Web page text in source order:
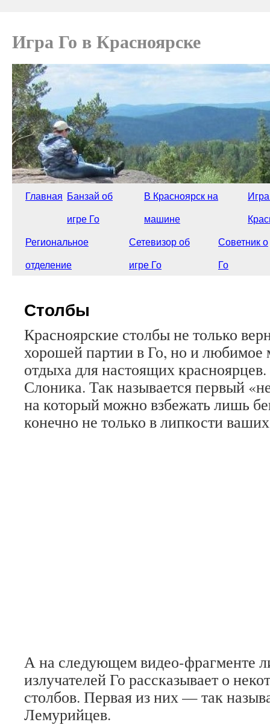
Игра Го в Красноярске
Главная Банзай об
игре Го
В Красноярск на
машине
Региональное
отделение
Сетевизор об
игре Го
Советник о
Го
Столбы
Красноярские столбы не только
хорошей партии в Го, но и любимое
отдыха для настоящих
Слоника. Так называется первый
на который можно взбежать лишь
конечно не только в липкости
А на следующем видео-фрагменте
излучателей Го рассказывает о
столбов. Первая из них — так
Лемурийцев.